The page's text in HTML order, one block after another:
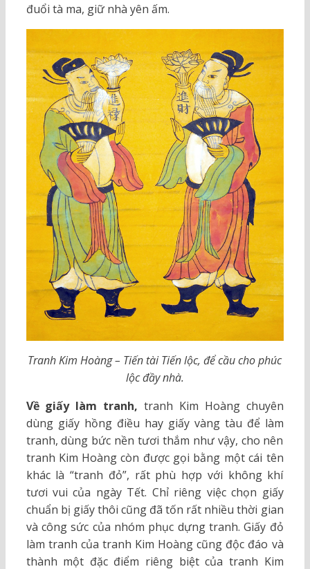
đuổi tà ma, giữ nhà yên ấm.
Tranh Kim Hoàng – Tiến tài Tiến lộc, để cầu cho phúc
lộc đầy nhà.
Về giấy làm tranh, tranh Kim Hoàng chuyên
dùng giấy hồng điều hay giấy vàng tàu để làm
tranh, dùng bức nền tươi thắm như vậy, cho nên
tranh Kim Hoàng còn được gọi bằng một cái tên
khác là “tranh đỏ”, rất phù hợp với không khí
tươi vui của ngày Tết. Chỉ riêng việc chọn giấy
chuẩn bị giấy thôi cũng đã tốn rất nhiều thời gian
và công sức của nhóm phục dựng tranh. Giấy đỏ
làm tranh của tranh Kim Hoàng cũng độc đáo và
thành một đặc điểm riêng biệt của tranh Kim